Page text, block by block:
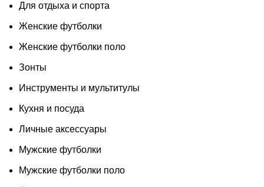
Для отдыха и спорта
Женские футболки
Женские футболки поло
Зонты
Инструменты и мультитулы
Кухня и посуда
Личные аксессуары
Мужские футболки
Мужские футболки поло